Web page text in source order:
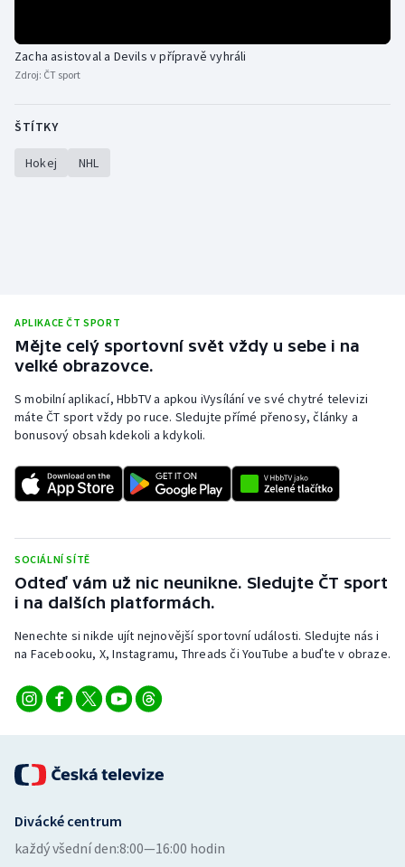
Zacha asistoval a Devils v přípravě vyhráli
Zdroj: ČT sport
ŠTÍTKY
Hokej NHL
APLIKACE ČT SPORT
Mějte celý sportovní svět vždy u sebe i na
velké obrazovce.
S mobilní aplikací, HbbTV a apkou iVysílání ve své chytré televizi
máte ČT sport vždy po ruce. Sledujte přímé přenosy, články a
bonusový obsah kdekoli a kdykoli.
SOCIÁLNÍ SÍTĚ
Odteď vám už nic neunikne. Sledujte ČT sport
i na dalších platformách.
Nenechte si nikde ujít nejnovější sportovní události. Sledujte nás i
na Facebooku, X, Instagramu, Threads či YouTube a buďte v obraze.
Divácké centrum
každý všední den:8:00—16:00 hodin